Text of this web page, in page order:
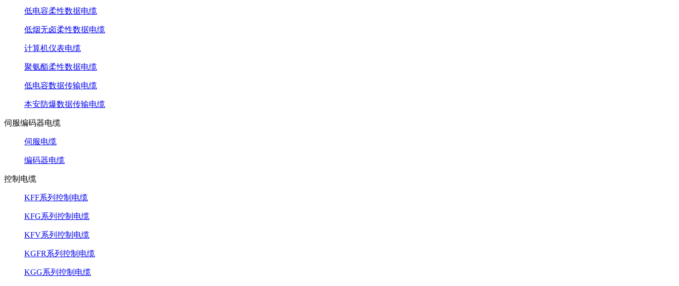
低电容柔性数据电缆
低烟无卤柔性数据电缆
计算机仪表电缆
聚氨酯柔性数据电缆
低电容数据传输电缆
本安防爆数据传输电缆
伺服编码器电缆
伺服电缆
编码器电缆
控制电缆
KFF系列控制电缆
KFG系列控制电缆
KFV系列控制电缆
KGFR系列控制电缆
KGG系列控制电缆